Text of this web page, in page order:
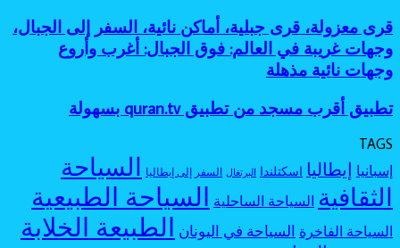
ملونة
بألوان
لا
تصدق
الأمازون،
مغامرات
في
الغابات،
غريبة
في
العالم
العالم،
سياحة
الكهوف،
استكشاف
أماكن
للسفر:
لرحلة
استكشاف
مذهلة
قرى
معزولة،
قرى
جبلية،
نائية،
إلى
وجهات
غريبة
في
العالم:
قرى معزولة، قرى جبلية، أماكن نائية، السفر إلى الجبال،
وجهات غريبة في العالم: فوق الجبال: أغرب وأروع
وجهات نائية مذهلة
تطبيق
أقرب
مسجد
تطبيق
quran.tv
بسهولة
تطبيق أقرب مسجد من تطبيق quran.tv بسهولة
TAGS
إسبانيا إيطاليا اسكتلندا البرتغال السفر إلى إيطاليا
السياحة
الثقافية
السياحة الساحلية السياحة الطبيعية
السياحة الفاخرة السياحة في اليونان الطبيعة الخلابة